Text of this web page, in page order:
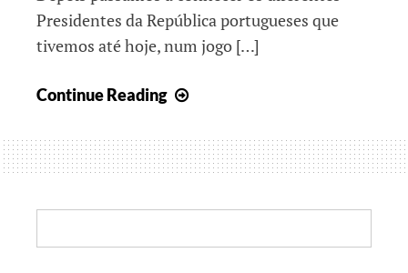
Presidentes da República portugueses que
tivemos até hoje, num jogo […]
Continue Reading
ao
final
Ano